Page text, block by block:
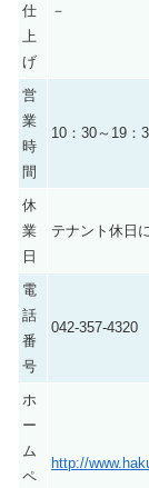
仕
上
げ
－
営
業
時
間
10：30～19：
休
業
日
テナント休日
電
話
番
号
042-357-4320
ホ
ー
ム
ペ
http://